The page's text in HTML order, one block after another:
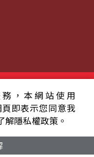
臺 版權所有
隱私權條款
，本網站使用
即表示您同意我
隱私權政策。